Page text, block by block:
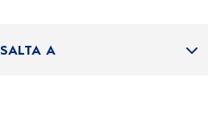
SALTA A